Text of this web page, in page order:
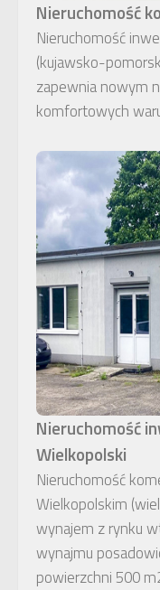
Nieruchomość
Nieruchomość
(kujawsko-
zapewnia nowym
komfortowych
Nieruchomość
Wielkopolski
Nieruchomość
Wielkopolskim
wynajem z rynku
wynajmu
powierzchni 500